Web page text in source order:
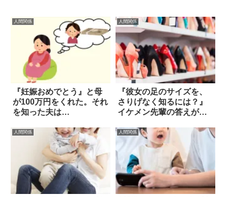
人間関係
『妊娠おめでとう』と母
が100万円をくれた。それ
を知った夫は…
人間関係
『彼女の足のサイズを、
さりげなく知るには？』
イケメン先輩の答えがス
人間関係 人間関係